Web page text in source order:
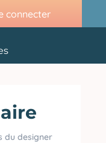
connecter
du designer